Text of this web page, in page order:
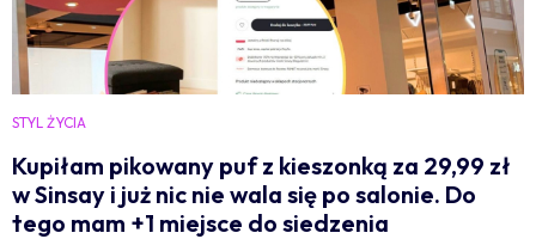
STYL ŻYCIA
Kupiłam pikowany puf z kieszonką za 29,99 zł
w Sinsay i już nic nie wala się po salonie. Do
tego mam +1 miejsce do siedzenia